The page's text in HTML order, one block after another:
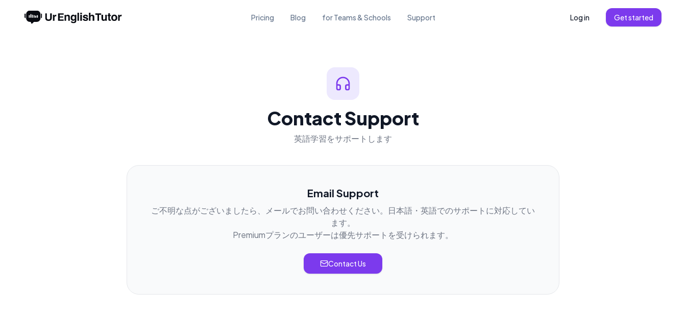
Pricing Blog for Teams & Schools Support Log in Get started
Contact Support
英語学習をサポートします
Email Support
ご不明な点がございましたら、メールでお問い合わせください。日本語・英語でのサポートに対応してい
ます。
Premiumプランのユーザーは優先サポートを受けられます。
Contact Us